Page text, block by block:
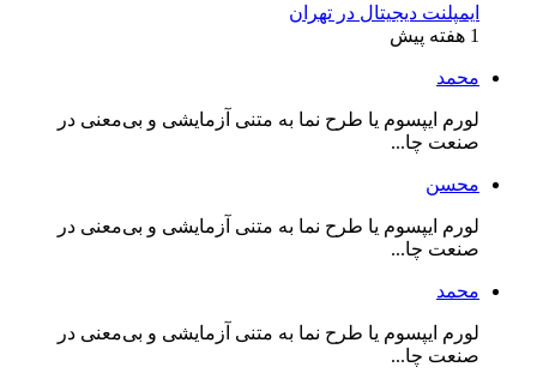
ایمپلنت دیجیتال در تهران
1 هفته پیش
محمد
لورم ایپسوم یا طرح‌ نما به متنی آزمایشی و بی‌معنی در
صنعت چا...
محسن
لورم ایپسوم یا طرح‌ نما به متنی آزمایشی و بی‌معنی در
صنعت چا...
محمد
لورم ایپسوم یا طرح‌ نما به متنی آزمایشی و بی‌معنی در
صنعت چا...